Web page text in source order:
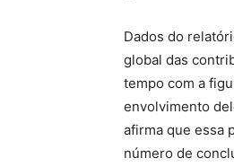
Dados do
global das
tempo com a
envolvimento
afirma que essa
número de